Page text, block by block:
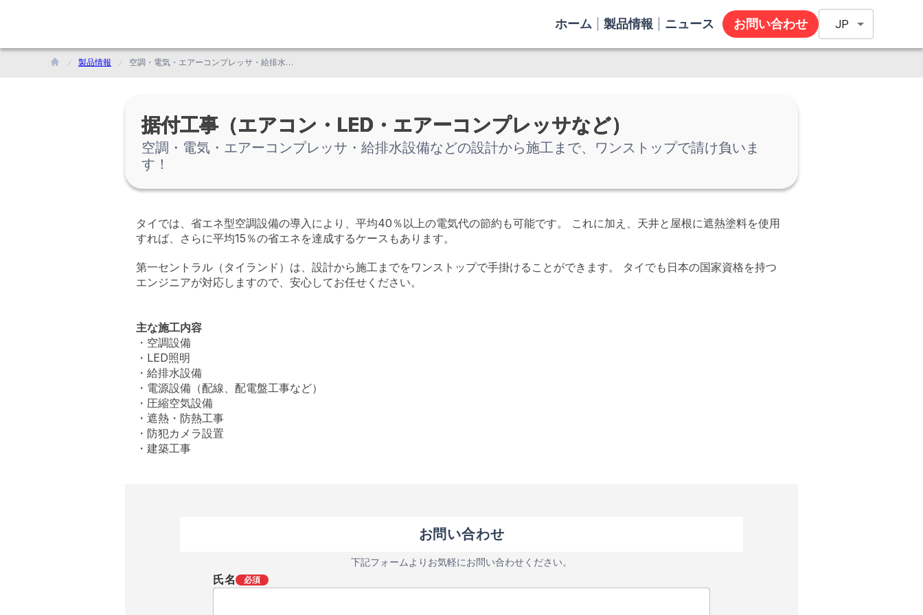
ホーム 製品情報 ニュース お問い合わせ JP
製品情報 空調・電気・エアーコンプレッサ・給排水設備などの設計から施工まで、ワンストップで請け負います！
据付工事（エアコン・LED・エアーコンプレッサなど）
空調・電気・エアーコンプレッサ・給排水設備などの設計から施工まで、ワンストップで請け負いま
す！
タイでは、省エネ型空調設備の導入により、平均40％以上の電気代の節約も可能です。 これに加え、天井と屋根に遮熱塗料を使用
すれば、さらに平均15％の省エネを達成するケースもあります。
第一セントラル（タイランド）は、設計から施工までをワンストップで手掛けることができます。 タイでも日本の国家資格を持つ
エンジニアが対応しますので、安心してお任せください。
主な施工内容
・空調設備
・LED照明
・給排水設備
・電源設備（配線、配電盤工事など）
・圧縮空気設備
・遮熱・防熱工事
・防犯カメラ設置
・建築工事
お問い合わせ
下記フォームよりお気軽にお問い合わせください。
氏名 必須